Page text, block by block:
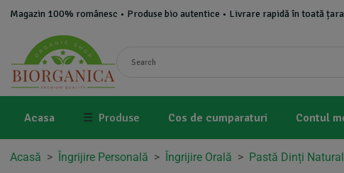
Magazin 100% românesc • Produse bio autentice • Livrare rapidă în toată țara
Acasa ☰ Produse Cos de cumparaturi Contul
Acasă > Îngrijire Personală > Îngrijire Orală > Pastă Dinți